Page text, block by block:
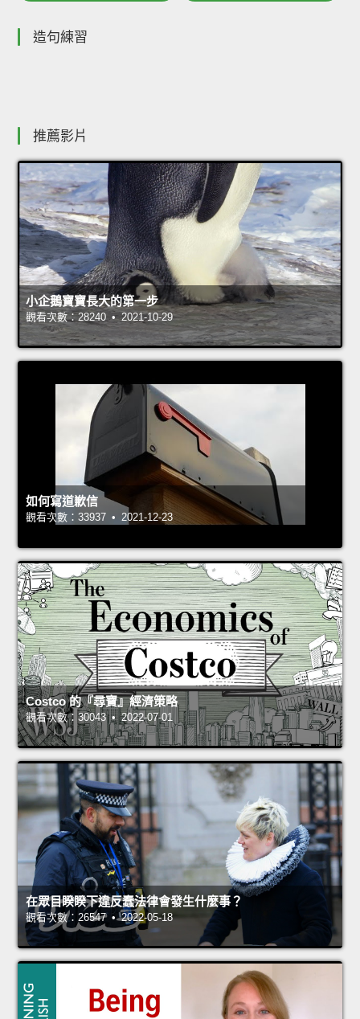
造句練習
推薦影片
小企鵝寶寶長大的第一步
觀看次數：28240 • 2021-10-29
如何寫道歉信
觀看次數：33937 • 2021-12-23
Costco 的『尋寶』經濟策略
觀看次數：30043 • 2022-07-01
在眾目睽睽下違反蠢法律會發生什麼事？
觀看次數：26547 • 2022-05-18